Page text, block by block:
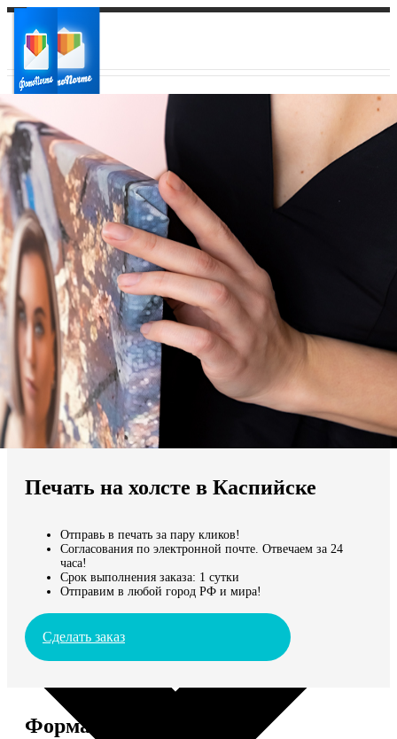
Ваш город:
Ваш регион доставки
Выберите из списка:
Мы доставляем по всему миру
Печать на холсте в Каспийске
Отправь в печать за пару кликов!
Согласования по электронной почте. Отвечаем за 24
часа!
Срок выполнения заказа: 1 сутки
Отправим в любой город РФ и мира!
Сделать заказ
Форматы и цены